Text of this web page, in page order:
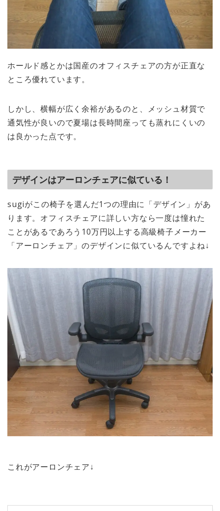
ホールド感とかは国産のオフィスチェアの方が正直な
ところ優れています。
しかし、横幅が広く余裕があるのと、メッシュ材質で
通気性が良いので夏場は長時間座っても蒸れにくいの
は良かった点です。
デザインはアーロンチェアに似ている！
sugiがこの椅子を選んだ1つの理由に「デザイン」があ
ります。オフィスチェアに詳しい方なら一度は憧れた
ことがあるであろう10万円以上する高級椅子メーカー
「アーロンチェア」のデザインに似ているんですよね↓
これがアーロンチェア↓